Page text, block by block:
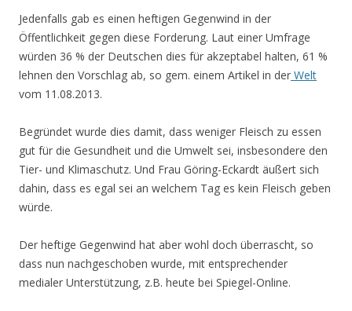
Jedenfalls gab es einen heftigen Gegenwind in der
Öffentlichkeit gegen diese Forderung. Laut einer Umfrage
würden 36 % der Deutschen dies für akzeptabel halten, 61 %
lehnen den Vorschlag ab, so gem. einem Artikel in der Welt
vom 11.08.2013.
Begründet wurde dies damit, dass weniger Fleisch zu essen
gut für die Gesundheit und die Umwelt sei, insbesondere den
Tier- und Klimaschutz. Und Frau Göring-Eckardt äußert sich
dahin, dass es egal sei an welchem Tag es kein Fleisch geben
würde.
Der heftige Gegenwind hat aber wohl doch überrascht, so
dass nun nachgeschoben wurde, mit entsprechender
medialer Unterstützung, z.B. heute bei Spiegel-Online.